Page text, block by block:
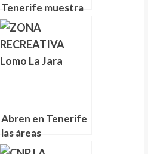
Tenerife muestra
la isla y las bicis de
Rose Bike ante 20
millones de
personas
Abren en Tenerife
las áreas
recreativas de Las